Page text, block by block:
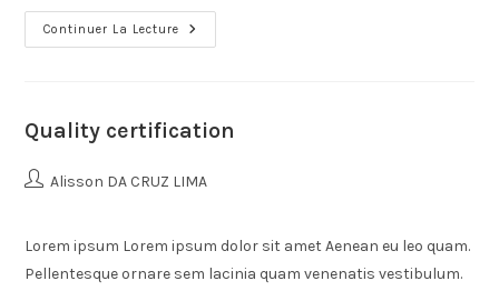
Continuer La Lecture
Quality certification
Alisson DA CRUZ LIMA
Lorem ipsum Lorem ipsum dolor sit amet Aenean eu leo quam.
Pellentesque ornare sem lacinia quam venenatis vestibulum.